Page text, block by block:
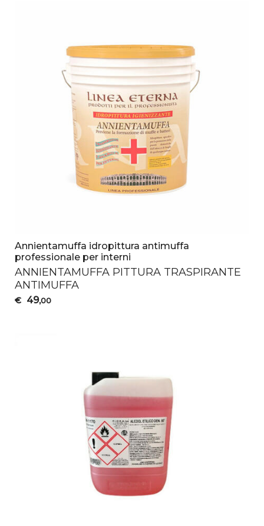
Annientamuffa idropittura antimuffa
professionale per interni
ANNIENTAMUFFA PITTURA TRASPIRANTE
ANTIMUFFA
€ 49,00